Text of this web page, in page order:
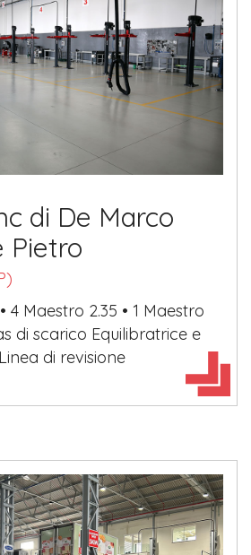
di De Marco
Pietro
4 Maestro 2.35 • 1 Maestro
di scarico Equilibratrice e
di revisione